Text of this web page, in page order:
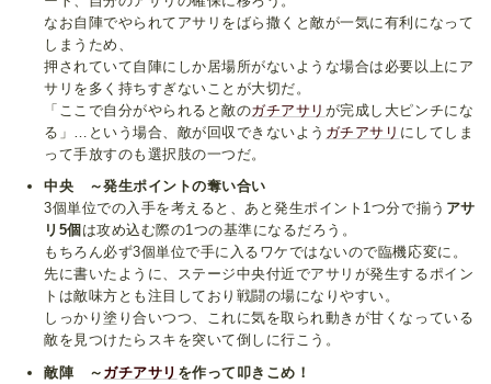
なお自陣でやられてアサリをばら撒くと敵が一気に有利になって
しまうため、
押されていて自陣にしか居場所がないような場合は必要以上にア
サリを多く持ちすぎないことが大切だ。
「ここで自分がやられると敵のガチアサリ が完成し大ピンチにな
る」…という場合、敵が回収できないよう ガチアサリ にしてしま
って手放すのも選択肢の一つだ。
中央 ～発生ポイントの奪い合い
3個単位での入手を考えると、あと発生ポイント1つ分で揃う アサ
リ5個 は攻め込む際の1つの基準になるだろう。
もちろん必ず3個単位で手に入るワケではないので臨機応変に。
先に書いたように、ステージ中央付近でアサリが発生するポイン
トは敵味方とも注目しており戦闘の場になりやすい。
しっかり塗り合いつつ、これに気を取られ動きが甘くなっている
敵を見つけたらスキを突いて倒しに行こう。
敵陣 ～ ガチアサリ を作って叩きこめ！